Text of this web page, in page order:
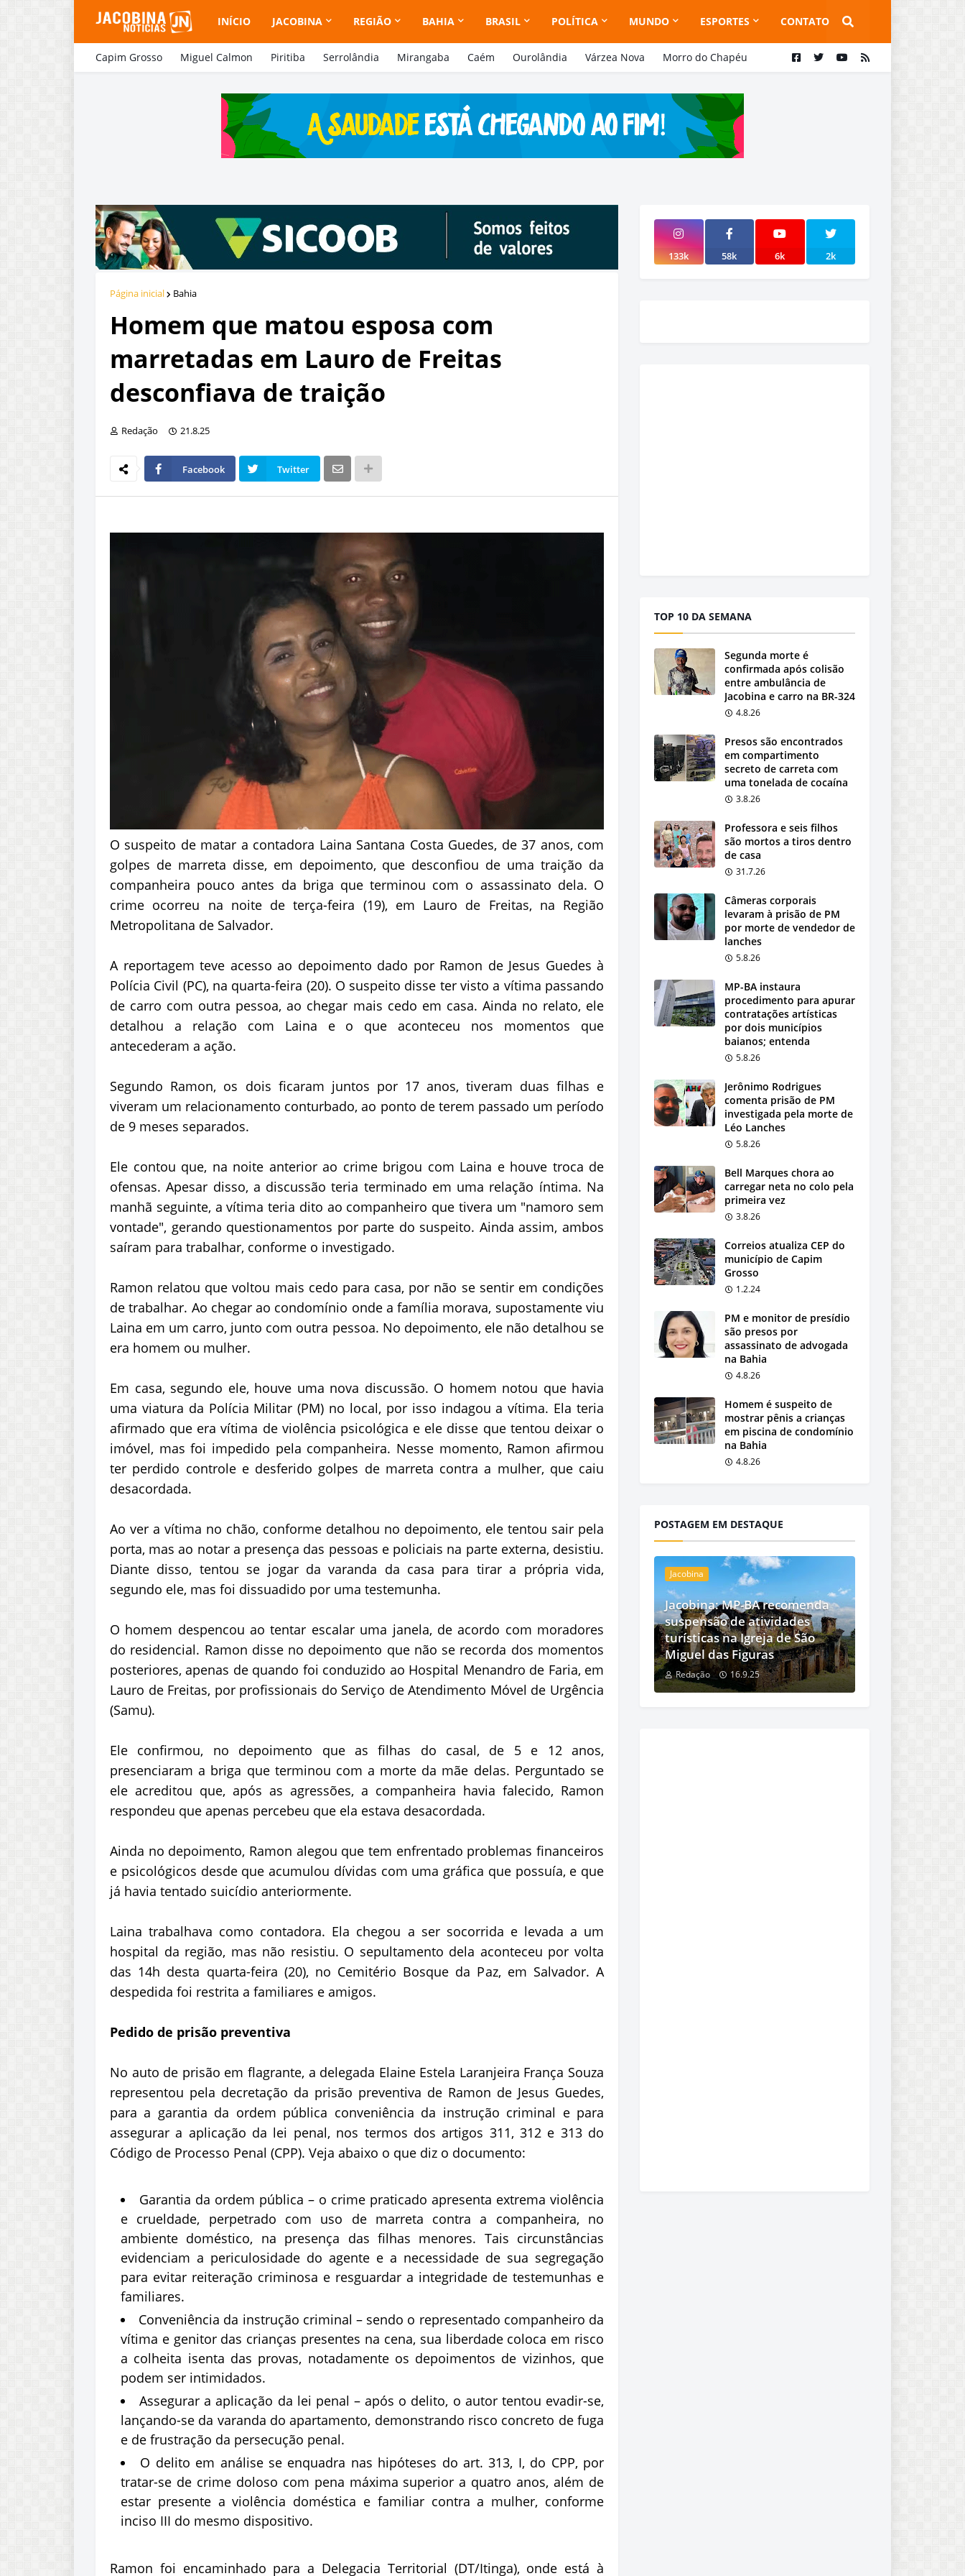
INÍCIO JACOBINA REGIÃO BAHIA BRASIL POLÍTICA MUNDO ESPORTES CONTATO
Capim Grosso Miguel Calmon Piritiba Serrolândia Mirangaba Caém Ourolândia Várzea Nova Morro do Chapéu
Página inicial Bahia
Homem que matou esposa com
marretadas em Lauro de Freitas
desconfiava de traição
Redação 21.8.25
Facebook Twitter
O suspeito de matar a contadora Laina Santana Costa Guedes, de 37 anos, com
golpes de marreta disse, em depoimento, que desconfiou de uma traição da
companheira pouco antes da briga que terminou com o assassinato dela. O
crime ocorreu na noite de terça-feira (19), em Lauro de Freitas, na Região
Metropolitana de Salvador.
A reportagem teve acesso ao depoimento dado por Ramon de Jesus Guedes à
Polícia Civil (PC), na quarta-feira (20). O suspeito disse ter visto a vítima passando
de carro com outra pessoa, ao chegar mais cedo em casa. Ainda no relato, ele
detalhou a relação com Laina e o que aconteceu nos momentos que
antecederam a ação.
Segundo Ramon, os dois ficaram juntos por 17 anos, tiveram duas filhas e
viveram um relacionamento conturbado, ao ponto de terem passado um período
de 9 meses separados.
Ele contou que, na noite anterior ao crime brigou com Laina e houve troca de
ofensas. Apesar disso, a discussão teria terminado em uma relação íntima. Na
manhã seguinte, a vítima teria dito ao companheiro que tivera um "namoro sem
vontade", gerando questionamentos por parte do suspeito. Ainda assim, ambos
saíram para trabalhar, conforme o investigado.
Ramon relatou que voltou mais cedo para casa, por não se sentir em condições
de trabalhar. Ao chegar ao condomínio onde a família morava, supostamente viu
Laina em um carro, junto com outra pessoa. No depoimento, ele não detalhou se
era homem ou mulher.
Em casa, segundo ele, houve uma nova discussão. O homem notou que havia
uma viatura da Polícia Militar (PM) no local, por isso indagou a vítima. Ela teria
afirmado que era vítima de violência psicológica e ele disse que tentou deixar o
imóvel, mas foi impedido pela companheira. Nesse momento, Ramon afirmou
ter perdido controle e desferido golpes de marreta contra a mulher, que caiu
desacordada.
Ao ver a vítima no chão, conforme detalhou no depoimento, ele tentou sair pela
porta, mas ao notar a presença das pessoas e policiais na parte externa, desistiu.
Diante disso, tentou se jogar da varanda da casa para tirar a própria vida,
segundo ele, mas foi dissuadido por uma testemunha.
O homem despencou ao tentar escalar uma janela, de acordo com moradores
do residencial. Ramon disse no depoimento que não se recorda dos momentos
posteriores, apenas de quando foi conduzido ao Hospital Menandro de Faria, em
Lauro de Freitas, por profissionais do Serviço de Atendimento Móvel de Urgência
(Samu).
Ele confirmou, no depoimento que as filhas do casal, de 5 e 12 anos,
presenciaram a briga que terminou com a morte da mãe delas. Perguntado se
ele acreditou que, após as agressões, a companheira havia falecido, Ramon
respondeu que apenas percebeu que ela estava desacordada.
Ainda no depoimento, Ramon alegou que tem enfrentado problemas financeiros
e psicológicos desde que acumulou dívidas com uma gráfica que possuía, e que
já havia tentado suicídio anteriormente.
Laina trabalhava como contadora. Ela chegou a ser socorrida e levada a um
hospital da região, mas não resistiu. O sepultamento dela aconteceu por volta
das 14h desta quarta-feira (20), no Cemitério Bosque da Paz, em Salvador. A
despedida foi restrita a familiares e amigos.
Pedido de prisão preventiva
No auto de prisão em flagrante, a delegada Elaine Estela Laranjeira França Souza
representou pela decretação da prisão preventiva de Ramon de Jesus Guedes,
para a garantia da ordem pública conveniência da instrução criminal e para
assegurar a aplicação da lei penal, nos termos dos artigos 311, 312 e 313 do
Código de Processo Penal (CPP). Veja abaixo o que diz o documento:
Garantia da ordem pública – o crime praticado apresenta extrema violência
e crueldade, perpetrado com uso de marreta contra a companheira, no
ambiente doméstico, na presença das filhas menores. Tais circunstâncias
evidenciam a periculosidade do agente e a necessidade de sua segregação
para evitar reiteração criminosa e resguardar a integridade de testemunhas e
familiares.
Conveniência da instrução criminal – sendo o representado companheiro da
vítima e genitor das crianças presentes na cena, sua liberdade coloca em risco
a colheita isenta das provas, notadamente os depoimentos de vizinhos, que
podem ser intimidados.
Assegurar a aplicação da lei penal – após o delito, o autor tentou evadir-se,
lançando-se da varanda do apartamento, demonstrando risco concreto de fuga
e de frustração da persecução penal.
O delito em análise se enquadra nas hipóteses do art. 313, I, do CPP, por
tratar-se de crime doloso com pena máxima superior a quatro anos, além de
estar presente a violência doméstica e familiar contra a mulher, conforme
inciso III do mesmo dispositivo.
Ramon foi encaminhado para a Delegacia Territorial (DT/Itinga), onde está à
133k 58k 6k 2k
TOP 10 DA SEMANA
Segunda morte é
confirmada após colisão
entre ambulância de
Jacobina e carro na BR-324
4.8.26
Presos são encontrados
em compartimento
secreto de carreta com
uma tonelada de cocaína
3.8.26
Professora e seis filhos
são mortos a tiros dentro
de casa
31.7.26
Câmeras corporais
levaram à prisão de PM
por morte de vendedor de
lanches
5.8.26
MP-BA instaura
procedimento para apurar
contratações artísticas
por dois municípios
baianos; entenda
5.8.26
Jerônimo Rodrigues
comenta prisão de PM
investigada pela morte de
Léo Lanches
5.8.26
Bell Marques chora ao
carregar neta no colo pela
primeira vez
3.8.26
Correios atualiza CEP do
município de Capim
Grosso
1.2.24
PM e monitor de presídio
são presos por
assassinato de advogada
na Bahia
4.8.26
Homem é suspeito de
mostrar pênis a crianças
em piscina de condomínio
na Bahia
4.8.26
POSTAGEM EM DESTAQUE
Jacobina
Jacobina: MP-BA recomenda
suspensão de atividades
turísticas na Igreja de São
Miguel das Figuras
Redação 16.9.25